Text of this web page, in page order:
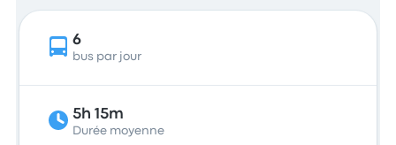
6
bus par jour
5h 15m
Durée moyenne